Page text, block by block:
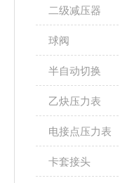
二级减压器
球阀
半自动切换
乙炔压力表
电接点压力表
卡套接头